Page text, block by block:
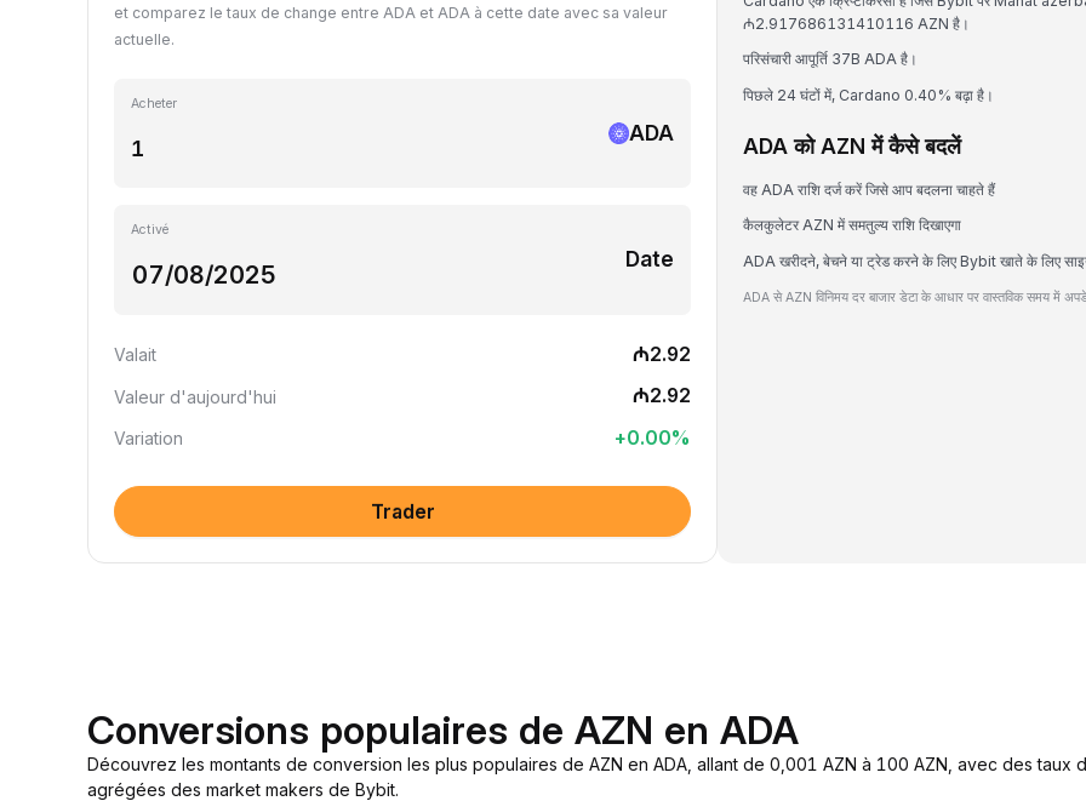
et comparez le taux de change entre ADA et ADA à cette date avec sa valeur
actuelle.
Acheter
ADA
Activé
Date
Valait ₼2.92
Valeur d'aujourd'hui ₼2.92
Variation +0.00%
Trader
₼2.917686131410116 AZN है।
परिसंचारी आपूर्ति 37B ADA है।
पिछले 24 घंटों में, Cardano 0.40% बढ़ा है।
ADA को AZN में कैसे बदलें
वह ADA राशि दर्ज करें जिसे आप बदलना चाहते हैं
कैलकुलेटर AZN में समतुल्य राशि दिखाएगा
ADA खरीदने, बेचने या ट्रेड करने के लिए Bybit खाते के लिए
ADA से AZN विनिमय दर बाजार डेटा के आधार पर वास्तविक समय में
Conversions populaires de AZN en ADA
Découvrez les montants de conversion les plus populaires de AZN en ADA, allant de 0,001 AZN à 100 AZN, avec des taux
agrégées des market makers de Bybit.